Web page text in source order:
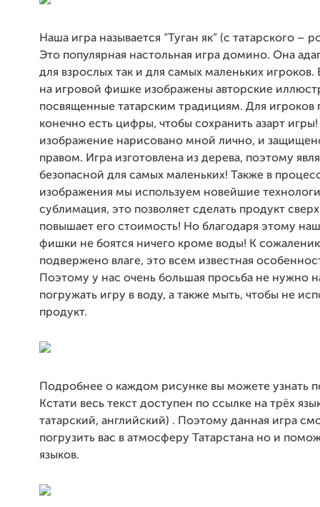
Наша игра называется “Туган як” (с татарского –
Это популярная настольная игра домино. Она
для взрослых так и для самых маленьких игроков.
на игровой фишке изображены авторские
посвященные татарским традициям. Для игроков
конечно есть цифры, чтобы сохранить азарт
изображение нарисовано мной лично, и
правом. Игра изготовлена из дерева, поэтому
безопасной для самых маленьких! Также в
изображения мы используем новейшие
сублимация, это позволяет сделать продукт
повышает его стоимость! Но благодаря этому
фишки не боятся ничего кроме воды! К
подвержено влаге, это всем известная
Поэтому у нас очень большая просьба не нужно
погружать игру в воду, а также мыть, чтобы не
продукт.
Подробнее о каждом рисунке вы можете узнать
Кстати весь текст доступен по ссылке на трёх
татарский, английский) . Поэтому данная игра
погрузить вас в атмосферу Татарстана но и
языков.